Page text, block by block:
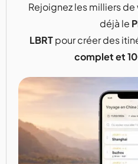
Rejoignez les milliers
déjà le
LBRTpour créer des
complet et